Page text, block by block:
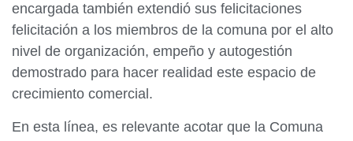
encargada también extendió sus felicitaciones
felicitación a los miembros de la comuna por el alto
nivel de organización, empeño y autogestión
demostrado para hacer realidad este espacio de
crecimiento comercial.
En esta línea, es relevante acotar que la Comuna